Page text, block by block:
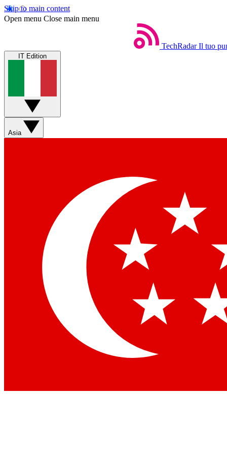
Skip to main content
Open menu Close main menu
TechRadar Il tuo
IT Edition
Asia